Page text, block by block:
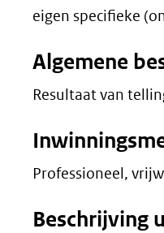
eigen specifieke
Algemene
Resultaat van
Professioneel,
Beschrijving